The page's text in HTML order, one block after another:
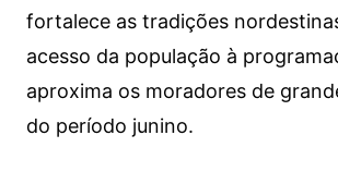
fortalece as tradições
acesso da população à
aproxima os moradores de
do período junino.